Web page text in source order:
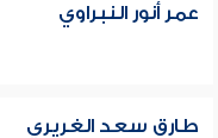
عمر أنور النبراوي
طارق سعد الغريري